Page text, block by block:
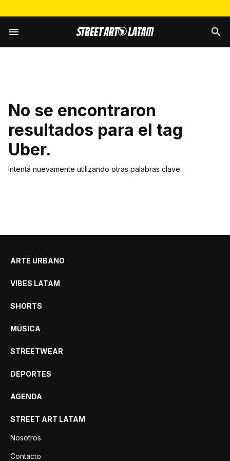
No se encontraron
resultados para el tag
Uber.
Intentá nuevamente utilizando otras palabras clave.
ARTE URBANO
VIBES LATAM
SHORTS
MÚSICA
STREETWEAR
DEPORTES
AGENDA
STREET ART LATAM
Nosotros
Contacto